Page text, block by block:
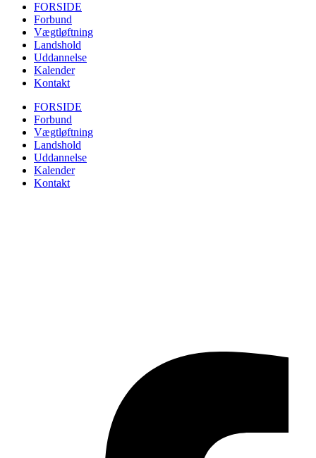
FORSIDE
Forbund
Vægtløftning
Landshold
Uddannelse
Kalender
Kontakt
FORSIDE
Forbund
Vægtløftning
Landshold
Uddannelse
Kalender
Kontakt